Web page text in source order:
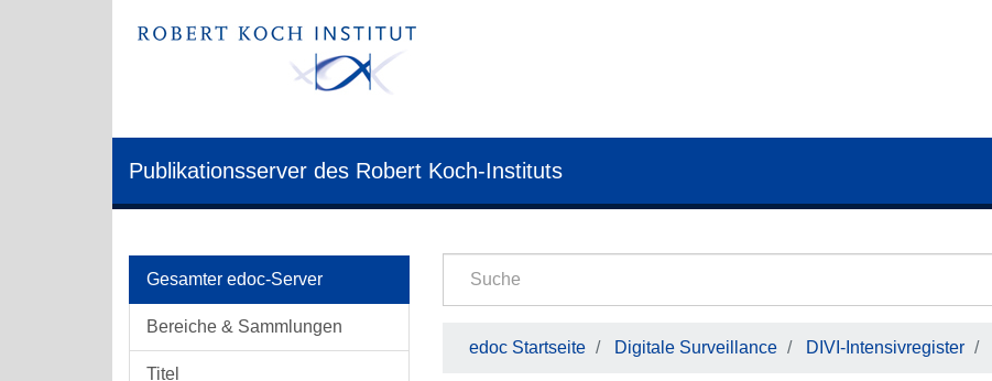
Publikationsserver des Robert Koch-Instituts
Gesamter edoc-Server
Bereiche & Sammlungen
Titel
edoc Startseite Digitale Surveillance DIVI-Intensivregister